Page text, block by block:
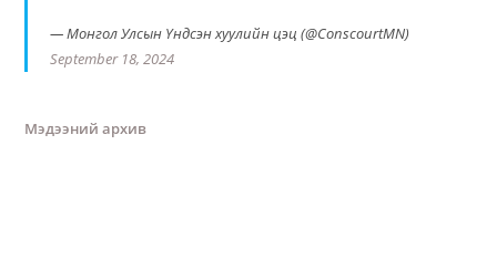
— Монгол Улсын Үндсэн хуулийн цэц (@ConscourtMN)
September 18, 2024
Мэдээний архив